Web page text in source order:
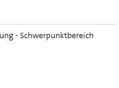
- Schwerpunktbereich